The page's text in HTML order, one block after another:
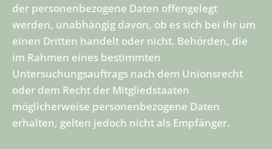
der personenbezogene Daten offengelegt
werden, unabhängig davon, ob es sich bei ihr um
einen Dritten handelt oder nicht. Behörden, die
im Rahmen eines bestimmten
Untersuchungsauftrags nach dem Unionsrecht
oder dem Recht der Mitgliedstaaten
möglicherweise personenbezogene Daten
erhalten, gelten jedoch nicht als Empfänger.